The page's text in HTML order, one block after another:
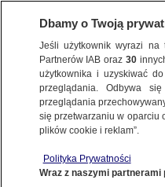
NAJNOWSZE
Polka
Finał
EUROSPORT
Dbamy o Twoją
Jeśli użytkownik wyrazi
Partnerów IAB oraz30
użytkownika i uzyskiwać
przeglądania. Odbywa
przeglądania
się przetwarzaniu w oparciu
plików cookie i reklam”.
Polityka Prywatności
Wraz z naszymi partnerami